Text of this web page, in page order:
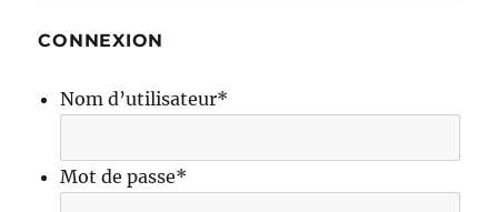
CONNEXION
Nom d’utilisateur*
Mot de passe*